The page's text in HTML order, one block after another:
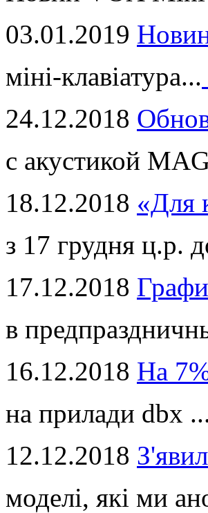
03.01.2019
міні-клавіатура...
24.12.2018
с акустикой
18.12.2018 «Для
з 17 грудня ц.р.
17.12.2018
в
16.12.2018 На
на прилади dbx
12.12.2018
моделі, які ми